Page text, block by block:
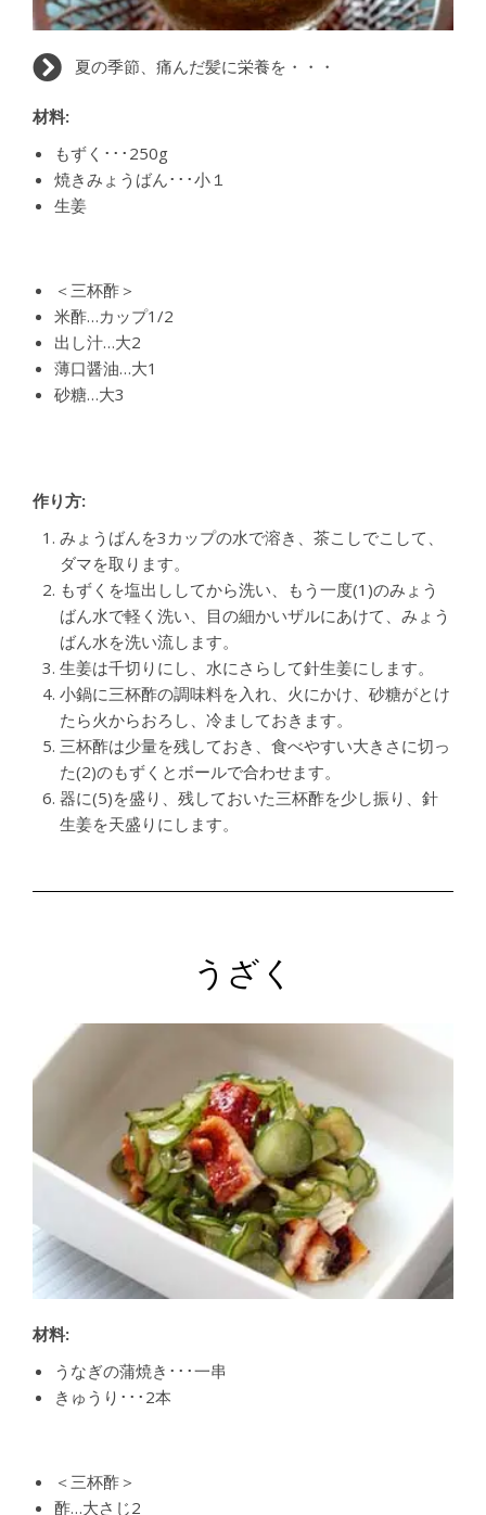
夏の季節、痛んだ髪に栄養を・・・
材料:
もずく･･･250g
焼きみょうばん･･･小１
生姜
＜三杯酢＞
米酢…カップ1/2
出し汁…大2
薄口醤油…大1
砂糖…大3
作り方:
みょうばんを3カップの水で溶き、茶こしでこして、
ダマを取ります。
もずくを塩出ししてから洗い、もう一度(1)のみょう
ばん水で軽く洗い、目の細かいザルにあけて、みょう
ばん水を洗い流します。
生姜は千切りにし、水にさらして針生姜にします。
小鍋に三杯酢の調味料を入れ、火にかけ、砂糖がとけ
たら火からおろし、冷ましておきます。
三杯酢は少量を残しておき、食べやすい大きさに切っ
た(2)のもずくとボールで合わせます。
器に(5)を盛り、残しておいた三杯酢を少し振り、針
生姜を天盛りにします。
うざく
材料:
うなぎの蒲焼き･･･一串
きゅうり･･･2本
＜三杯酢＞
酢…大さじ2